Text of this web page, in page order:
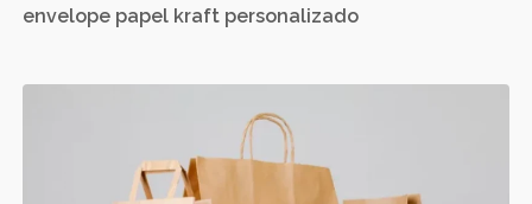
envelope papel kraft personalizado